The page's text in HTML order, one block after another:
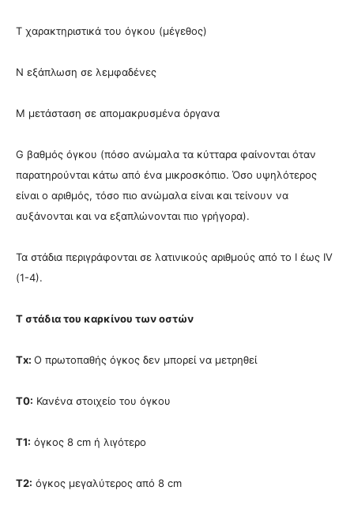
Τ χαρακτηριστικά του όγκου (μέγεθος)
Ν εξάπλωση σε λεμφαδένες
Μ μετάσταση σε απομακρυσμένα όργανα
G βαθμός όγκου (πόσο ανώμαλα τα κύτταρα φαίνονται όταν
παρατηρούνται κάτω από ένα μικροσκόπιο. Όσο υψηλότερος
είναι ο αριθμός, τόσο πιο ανώμαλα είναι και τείνουν να
αυξάνονται και να εξαπλώνονται πιο γρήγορα).
Τα στάδια περιγράφονται σε λατινικούς αριθμούς από το I έως IV
(1-4).
Τ στάδια του καρκίνου των οστών
Τx: Ο πρωτοπαθής όγκος δεν μπορεί να μετρηθεί
T0: Κανένα στοιχείο του όγκου
Τ1: όγκος 8 cm ή λιγότερο
Τ2: όγκος μεγαλύτερος από 8 cm